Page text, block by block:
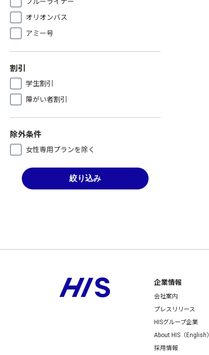
オリオンバス
アミー号
割引
学生割引
障がい者割引
除外条件
女性専用プランを除く
絞り込み
企業情報
会社案内
プレスリリース
HISグループ企業
About HIS（English）
採用情報